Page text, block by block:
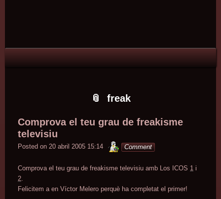
freak
Comprova el teu grau de freakisme
televisiu
Posted on 20 abril 2005 15:14 minterior
Comment
Comprova el teu grau de freakisme televisiu amb Los ICOS 1 i
2
Felicitem a en Víctor Melero perquè ha completat el primer!